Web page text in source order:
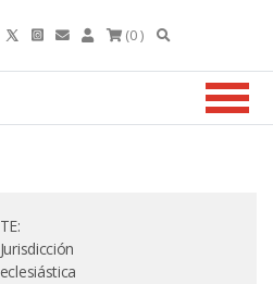
(0 )
TE:
Jurisdicción
eclesiástica